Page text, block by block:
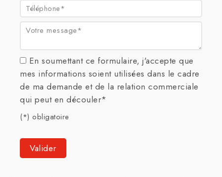
Téléphone* :
Votre message* :
En soumettant ce formulaire, j'accepte que
mes informations soient utilisées dans le cadre
de ma demande et de la relation commerciale
qui peut en découler*
(*) obligatoire